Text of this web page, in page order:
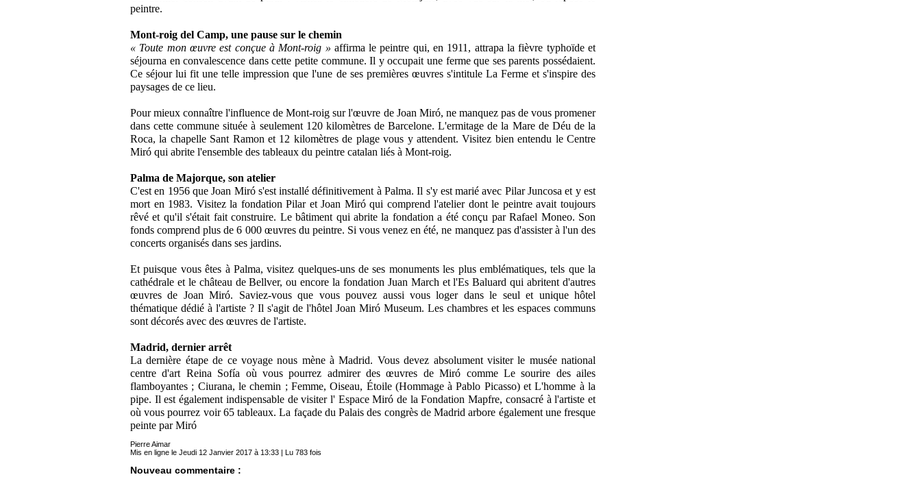
peintre.
Mont-roig del Camp, une pause sur le chemin
« Toute mon œuvre est conçue à Mont-roig » affirma le peintre qui, en 1911, attrapa la fièvre typhoïde et
séjourna en convalescence dans cette petite commune. Il y occupait une ferme que ses parents possédaient.
Ce séjour lui fit une telle impression que l'une de ses premières œuvres s'intitule La Ferme et s'inspire des
paysages de ce lieu.
Pour mieux connaître l'influence de Mont-roig sur l'œuvre de Joan Miró, ne manquez pas de vous promener
dans cette commune située à seulement 120 kilomètres de Barcelone. L'ermitage de la Mare de Déu de la
Roca, la chapelle Sant Ramon et 12 kilomètres de plage vous y attendent. Visitez bien entendu le Centre
Miró qui abrite l'ensemble des tableaux du peintre catalan liés à Mont-roig.
Palma de Majorque, son atelier
C'est en 1956 que Joan Miró s'est installé définitivement à Palma. Il s'y est marié avec Pilar Juncosa et y est
mort en 1983. Visitez la fondation Pilar et Joan Miró qui comprend l'atelier dont le peintre avait toujours
rêvé et qu'il s'était fait construire. Le bâtiment qui abrite la fondation a été conçu par Rafael Moneo. Son
fonds comprend plus de 6 000 œuvres du peintre. Si vous venez en été, ne manquez pas d'assister à l'un des
concerts organisés dans ses jardins.
Et puisque vous êtes à Palma, visitez quelques-uns de ses monuments les plus emblématiques, tels que la
cathédrale et le château de Bellver, ou encore la fondation Juan March et l'Es Baluard qui abritent d'autres
œuvres de Joan Miró. Saviez-vous que vous pouvez aussi vous loger dans le seul et unique hôtel
thématique dédié à l'artiste ? Il s'agit de l'hôtel Joan Miró Museum. Les chambres et les espaces communs
sont décorés avec des œuvres de l'artiste.
Madrid, dernier arrêt
La dernière étape de ce voyage nous mène à Madrid. Vous devez absolument visiter le musée national
centre d'art Reina Sofía où vous pourrez admirer des œuvres de Miró comme Le sourire des ailes
flamboyantes ; Ciurana, le chemin ; Femme, Oiseau, Étoile (Hommage à Pablo Picasso) et L'homme à la
pipe. Il est également indispensable de visiter l' Espace Miró de la Fondation Mapfre, consacré à l'artiste et
où vous pourrez voir 65 tableaux. La façade du Palais des congrès de Madrid arbore également une fresque
peinte par Miró
Pierre Aimar
Mis en ligne le Jeudi 12 Janvier 2017 à 13:33 | Lu 783 fois
Nouveau commentaire :